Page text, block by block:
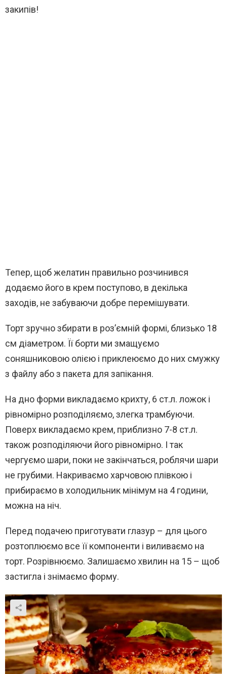
закипів!
Тепер, щоб желатин правильно розчинився
додаємо його в крем поступово, в декілька
заходів, не забуваючи добре перемішувати.
Торт зручно збирати в роз’ємній формі, близько 18
см діаметром. Її борти ми змащуємо
соняшниковою олією і приклеюємо до них смужку
з файлу або з пакета для запікання.
На дно форми викладаємо крихту, 6 ст.л. ложок і
рівномірно розподіляємо, злегка трамбуючи.
Поверх викладаємо крем, приблизно 7-8 ст.л.
також розподіляючи його рівномірно. І так
чергуємо шари, поки не закінчаться, роблячи шари
не грубими. Накриваємо харчовою плівкою і
прибираємо в холодильник мінімум на 4 години,
можна на ніч.
Перед подачею приготувати глазур – для цього
розтоплюємо все її компоненти і виливаємо на
торт. Розрівнюємо. Залишаємо хвилин на 15 – щоб
застигла і знімаємо форму.